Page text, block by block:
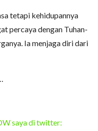
tetapi kehidupannya
percaya dengan Tuhan-
Ia menjaga diri dari
saya di twitter: